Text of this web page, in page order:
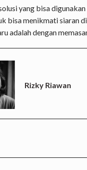
yang bisa
bisa menikmati siaran
adalah dengan
Rizky Riawan